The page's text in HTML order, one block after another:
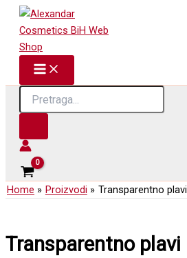
Skip
content
Products
search
Home Proizvodi Transparentno plavi
Transparentno plavi